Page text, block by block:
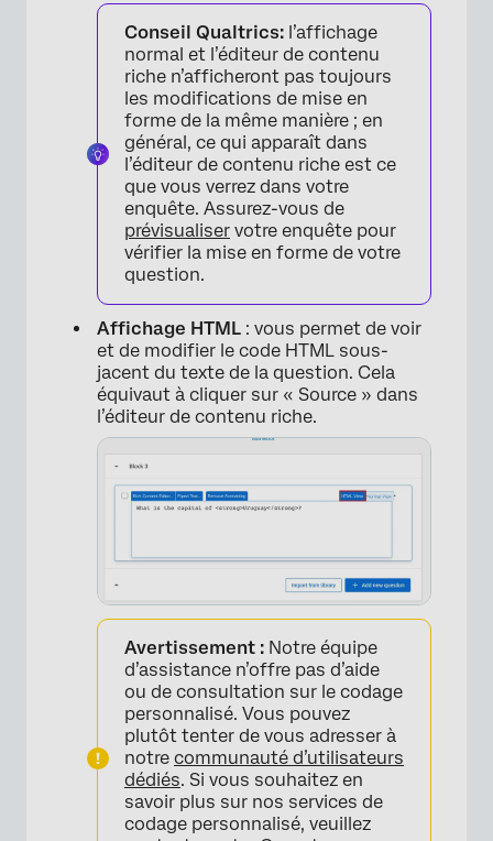
×
×
Conseil Qualtrics: l’affichage
normal et l’éditeur de contenu
riche n’afficheront pas toujours
les modifications de mise en
forme de la même manière ; en
général, ce qui apparaît dans
l’éditeur de contenu riche est ce
que vous verrez dans votre
enquête. Assurez-vous de
prévisualiser votre enquête pour
vérifier la mise en forme de votre
question.
Affichage HTML : vous permet de voir
et de modifier le code HTML sous-
jacent du texte de la question. Cela
équivaut à cliquer sur « Source » dans
l’éditeur de contenu riche.
Avertissement : Notre équipe
d’assistance n’offre pas d’aide
ou de consultation sur le codage
personnalisé. Vous pouvez
plutôt tenter de vous adresser à
notre communauté d’utilisateurs
dédiés. Si vous souhaitez en
savoir plus sur nos services de
codage personnalisé, veuillez